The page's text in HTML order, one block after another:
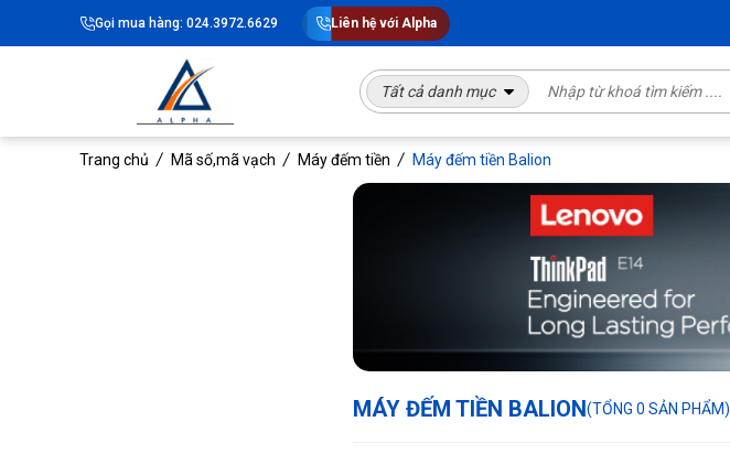
Gọi mua hàng: 024.3972.6629 Liên hệ với Alpha
Tất cả danh mục
Trang chủ Mã số,mã vạch Máy đếm tiền Máy đếm tiền Balion
MÁY ĐẾM TIỀN BALION(TỔNG 0 SẢN PHẨM)